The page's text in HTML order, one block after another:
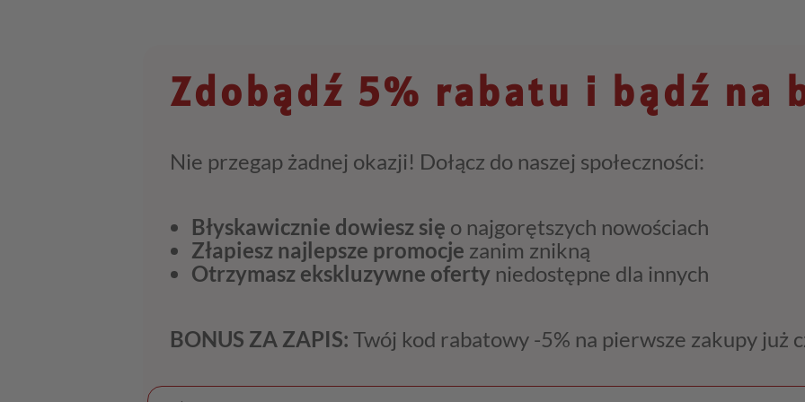
Zdobądź 5% rabatu i bądź na
Nie przegap żadnej okazji! Dołącz do naszej społeczności:
Błyskawicznie dowiesz się o najgorętszych nowościach
Złapiesz najlepsze promocje zanim znikną
Otrzymasz ekskluzywne oferty niedostępne dla innych
BONUS ZA ZAPIS: Twój kod rabatowy -5% na pierwsze zakupy już